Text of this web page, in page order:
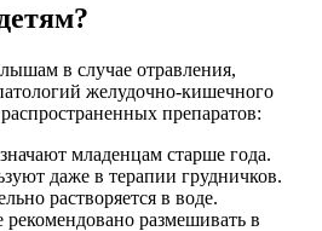
в случае отравления,
желудочно-кишечного
препаратов:
младенцам старше года.
даже в терапии грудничков.
растворяется в воде.
рекомендовано размешивать в